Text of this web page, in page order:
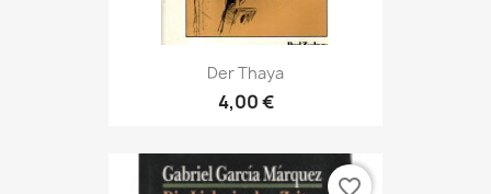
Der Thaya
4,00 €
favorite_border